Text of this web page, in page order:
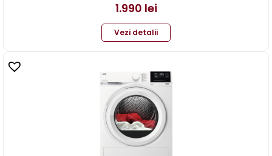
1.990 lei
Vezi detalii